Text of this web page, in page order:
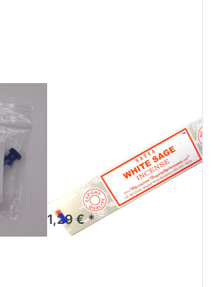
White Sage von
Packung. Ca. 15
Incence Sticks
1,29 € *